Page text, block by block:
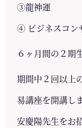
③龍神運
④ ビジネスコン
６ヶ月間の２期
期間中２回以上
易講座を開講しま
安慶陽先生をお